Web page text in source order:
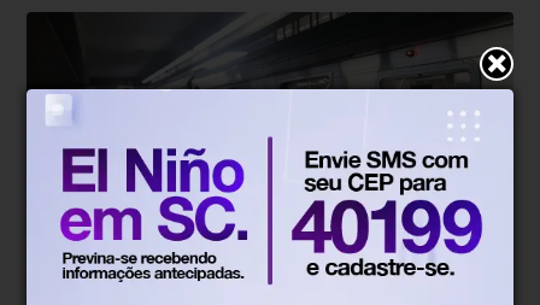
Geral Há 1 dia